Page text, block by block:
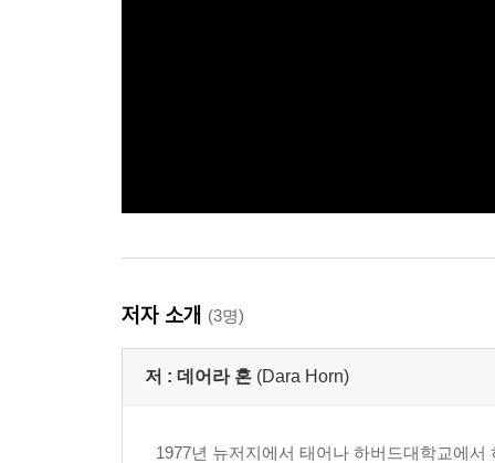
저자 소개 (3명)
저 : 데어라 혼 (Dara Horn)
1977년 뉴저지에서 태어나 하버드대학교에